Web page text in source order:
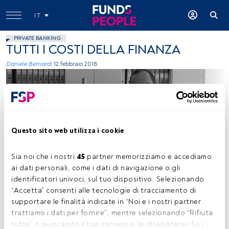
Questo sito web utilizza i cookie
Sia noi che i nostri 45 partner memorizziamo e accediamo
ai dati personali, come i dati di navigazione o gli
identificatori univoci, sul tuo dispositivo. Selezionando
“Accetta” consenti alle tecnologie di tracciamento di
supportare le finalità indicate in “Noi e i nostri partner
trattiamo i dati per fornire”, mentre selezionando “Rifiuta
tutto” o revocando il tuo consenso, le disabiliterai. Se i
IT
PRIVATE BANKING
TUTTI I COSTI DELLA FINANZA
Daniele Bernardi 12 febbraio 2018
immagine concessa
Tempo di lettura: 5 min.
Articolo di educazione finanziaria a cura diDaniele